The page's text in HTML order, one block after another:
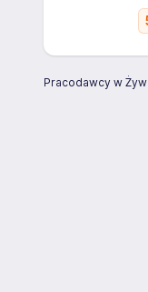
Pracodawcy w